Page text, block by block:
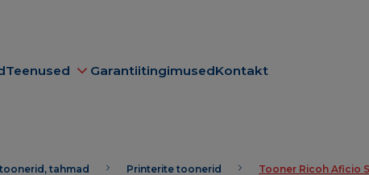
Teenused GarantiitingimusedKontakt
tahmad Printerite toonerid Tooner Ricoh Aficio